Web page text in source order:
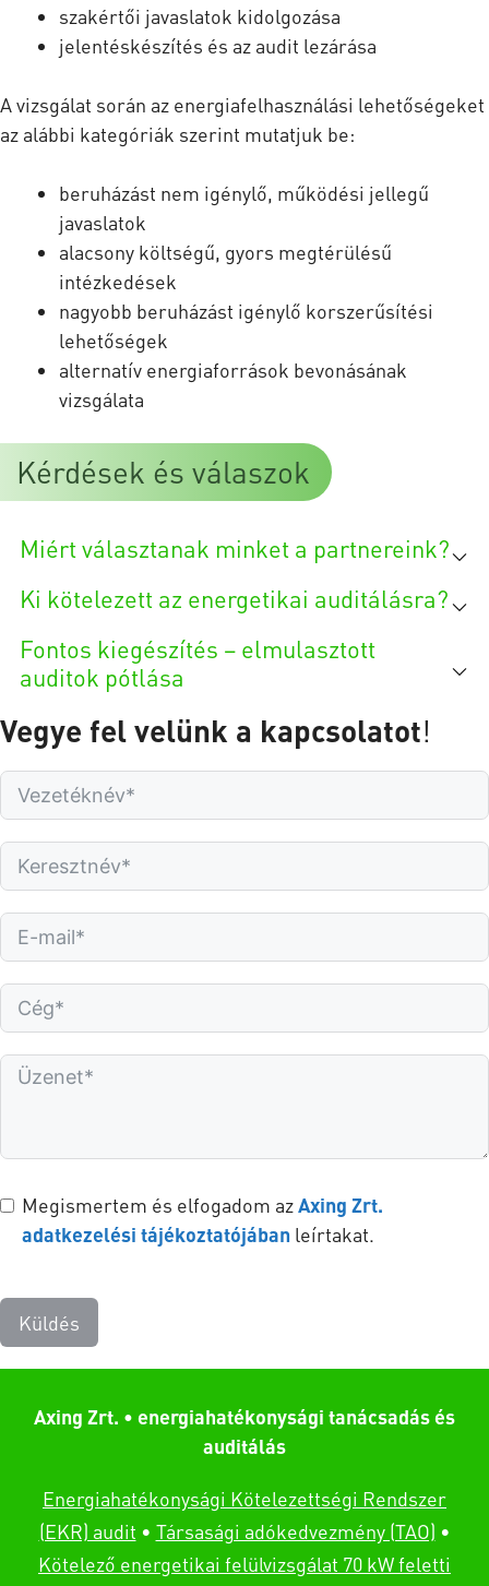
szakértői javaslatok kidolgozása
jelentéskészítés és az audit lezárása
A vizsgálat során az energiafelhasználási lehetőségeket
az alábbi kategóriák szerint mutatjuk be:
beruházást nem igénylő, működési jellegű
javaslatok
alacsony költségű, gyors megtérülésű
intézkedések
nagyobb beruházást igénylő korszerűsítési
lehetőségek
alternatív energiaforrások bevonásának
vizsgálata
Kérdések és válaszok
Miért választanak minket a partnereink?
Ki kötelezett az energetikai auditálásra?
Fontos kiegészítés – elmulasztott
auditok pótlása
Vegye fel velünk a kapcsolatot!
Megismertem és elfogadom azAxing Zrt.
adatkezelési tájékoztatójában leírtakat.
Küldés
Axing Zrt. • energiahatékonysági tanácsadás és
auditálás
Energiahatékonysági Kötelezettségi Rendszer
(EKR) audit • Társasági adókedvezmény (TAO) •
Kötelező energetikai felülvizsgálat 70 kW feletti